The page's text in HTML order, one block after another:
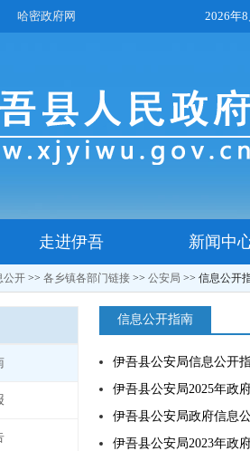
哈密政府网 2026年
走进伊吾 新闻中
公开 >> 各乡镇各部门链接 >> 公安局 >> 信息公开
信息公开指南
伊吾县公安局信息公开
伊吾县公安局2025年政
伊吾县公安局政府信息
伊吾县公安局2023年政